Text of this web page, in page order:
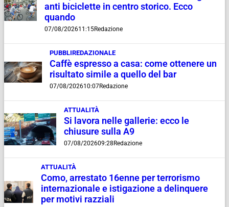
anti biciclette in centro storico. Ecco
quando
07/08/202611:15Redazione
PUBBLIREDAZIONALE
Caffè espresso a casa: come ottenere un
risultato simile a quello del bar
07/08/202610:07Redazione
ATTUALITÀ
Si lavora nelle gallerie: ecco le
chiusure sulla A9
07/08/202609:28 Redazione
ATTUALITÀ
Como, arrestato 16enne per terrorismo
internazionale e istigazione a delinquere
per motivi razziali